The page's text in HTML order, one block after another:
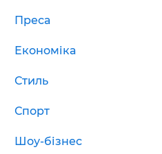
Преса
Економіка
Стиль
Спорт
Шоу-бізнес